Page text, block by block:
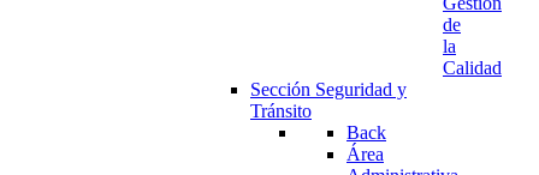
de
la
Calidad
Sección Seguridad y
Tránsito
Back
Área